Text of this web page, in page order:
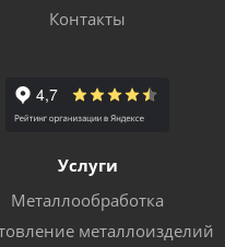
Контакты
Услуги
Металлообработка
металлоизделий